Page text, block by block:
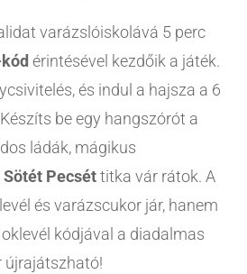
varázslóiskolává 5 perc
érintésével kezdőik a játék.
és indul a hajsza a 6
be egy hangszórót a
ládák, mágikus
Sötét Pecséttitka vár rátok. A
és varázscukor jár, hanem
kódjával a diadalmas
újrajátszható!